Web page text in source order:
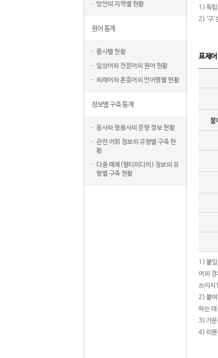
방언의 지역별 현황
원어 통계
품사별 현황
일상어와 전문어의 원어 현황
외래어와 혼종어의 언어명별 현황
정보별 구축 통계
동사와 형용사의 문형 정보 현황
관련 어휘 정보의 유형별 구축 현
황
다중 매체(멀티미디어) 정보의 유
형별 구축 현황
1) 독립
2) ‘구
표제
붙
1) 붙
어의
쓰이지
2) 붙여
하는
3) 가운
4) 미분